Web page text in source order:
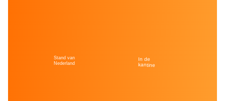
Stand van
Nederland
In de
kantine